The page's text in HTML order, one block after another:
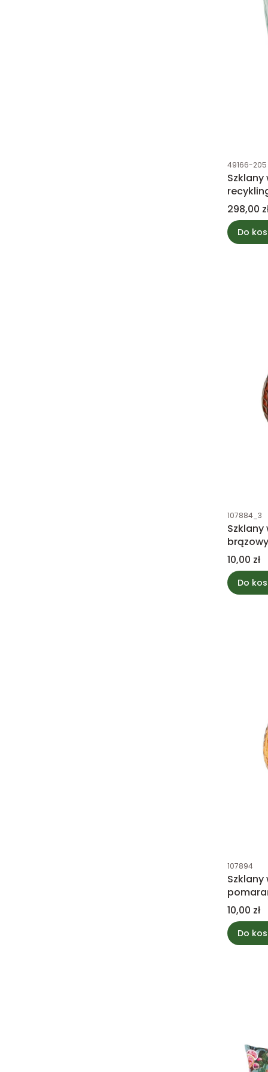
Kod
49166-205
Szklany
25x50cm
Cena
298,00
Do
Kod
107884_3
Szklany
Cena
10,00 zł
Do
Kod
107894
Szklany
Cena
10,00 zł
Do